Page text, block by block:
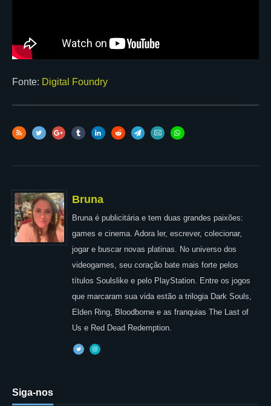
Fonte: Digital Foundry
Bruna
Bruna é publicitária e tem duas grandes paixões:
games e cinema. Adora ler, escrever, colecionar,
jogar e buscar novas platinas. No universo dos
videogames, seu coração bate mais forte pelos
títulos Soulslike e pelo PlayStation. Entre os jogos
que marcaram sua vida estão a trilogia Dark Souls,
Elden Ring, Bloodborne e as franquias The Last of
Us e Red Dead Redemption.
Siga-nos